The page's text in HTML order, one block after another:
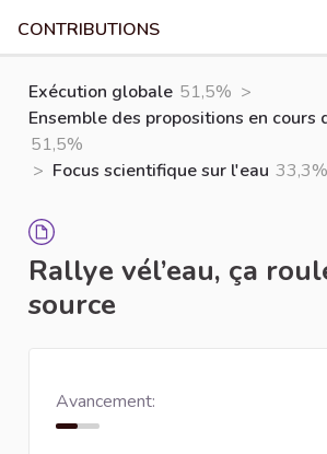
CONTRIBUTIONS
Exécution globale 51,5% >
Ensemble des propositions en cours
51,5%
> Focus scientifique sur l'eau 33,3%
Rallye vél’eau, ça
source
Avancement: